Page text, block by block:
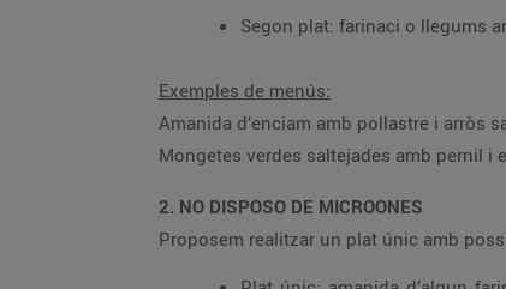
Segon plat: farinaci o llegums
Exemples de menús:
Amanida d’enciam amb pollastre i arròs
Mongetes verdes saltejades amb pernil i
2. NO DISPOSO DE MICROONES
Proposem realitzar un plat únic amb